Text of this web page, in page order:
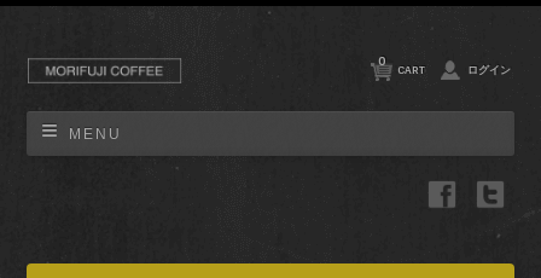
MENU
CART
0
ログイン